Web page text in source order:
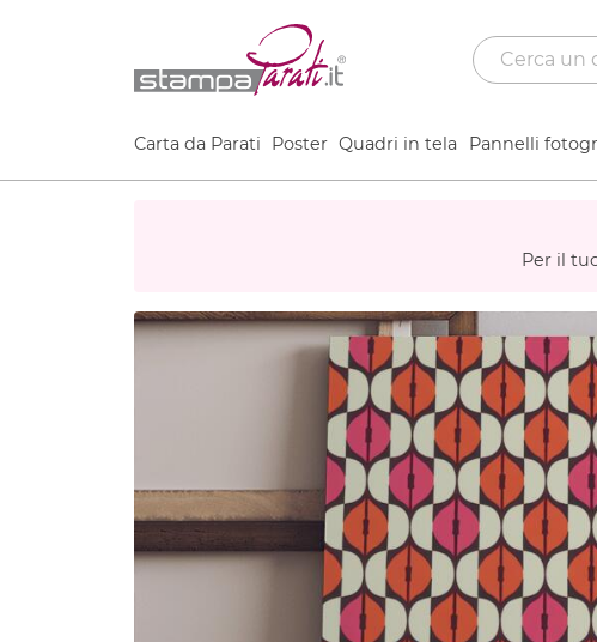
Carta da Parati Poster Quadri in tela Pannelli
Per il